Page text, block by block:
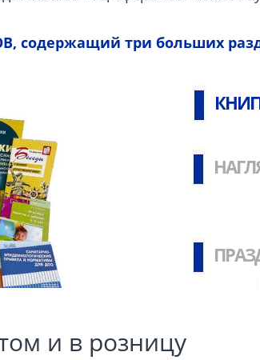
содержащий три больших
и в розницу